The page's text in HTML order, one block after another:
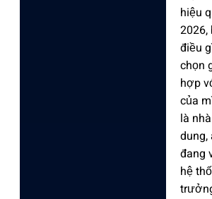
hiệu
điều
chọn
hợp
của
là
dung,
đang
hệ